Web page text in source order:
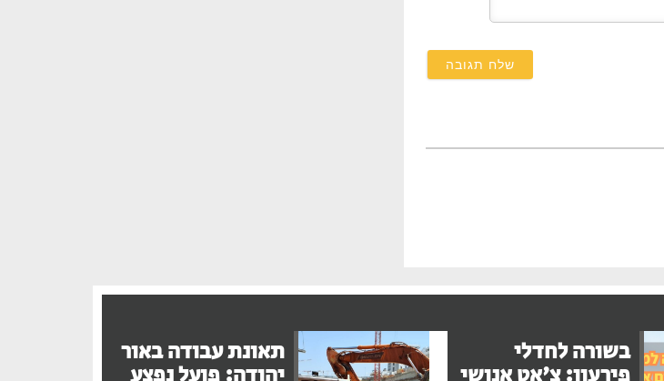
בשורה לחדלי תאונת עבודה באור